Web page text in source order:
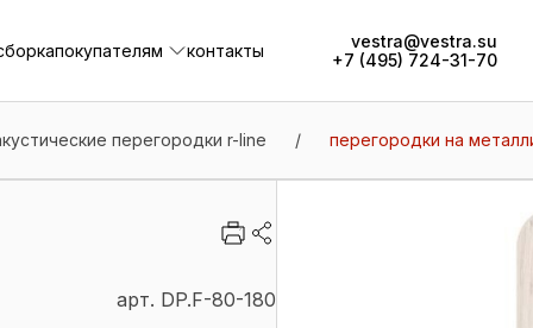
покупателям
контакты
vestra@vestra.su
+7 (495) 724-31-70
перегородки r-line / перегородки на
арт. DP.F-80-180